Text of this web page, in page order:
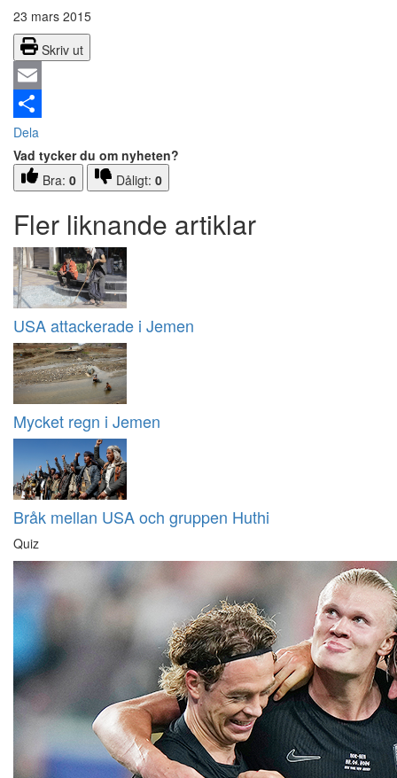
23 mars 2015
Skriv ut
Email
Dela
Vad tycker du om nyheten?
Bra: 0 Dåligt: 0
Fler liknande artiklar
USA attackerade i Jemen
Mycket regn i Jemen
Bråk mellan USA och gruppen Huthi
Quiz